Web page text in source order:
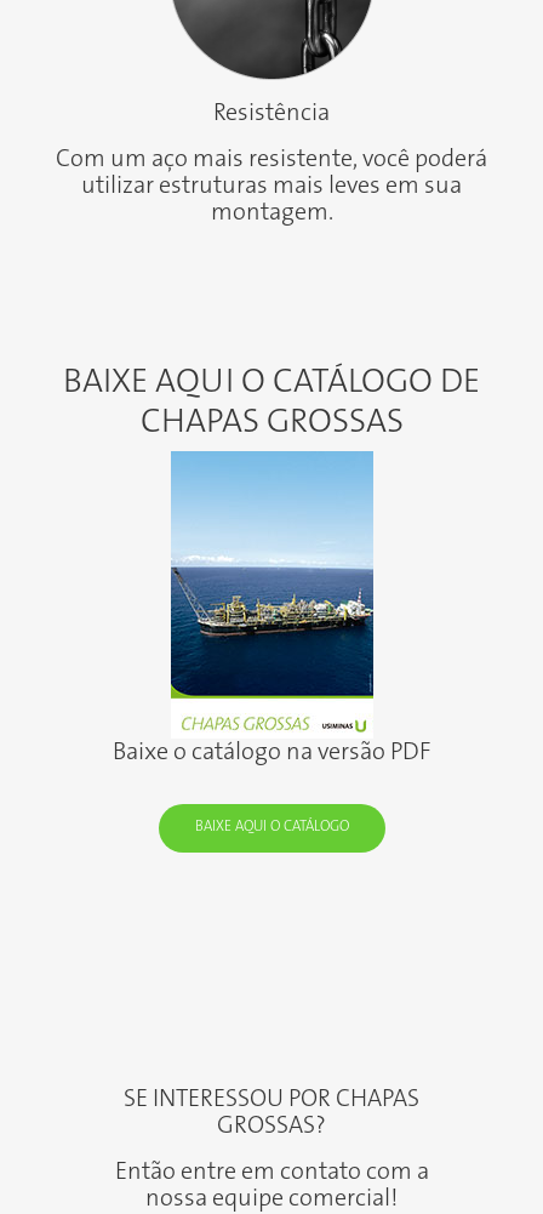
Resistência
Com um aço mais resistente, você poderá
utilizar estruturas mais leves em sua
montagem.
BAIXE AQUI O CATÁLOGO DE
CHAPAS GROSSAS
Baixe o catálogo na versão PDF
BAIXE AQUI O CATÁLOGO
SE INTERESSOU POR CHAPAS
GROSSAS?
Então entre em contato com a
nossa equipe comercial!